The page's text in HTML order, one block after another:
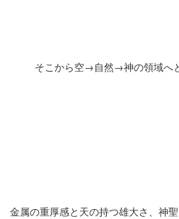
そこから空→自然→神の領域へ
金属の重厚感と天の持つ雄大さ、神